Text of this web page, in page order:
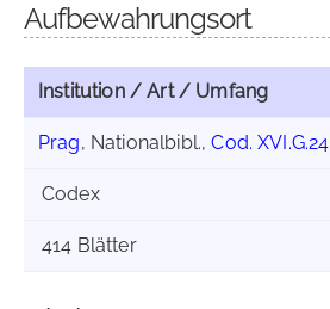
Aufbewahrungsort
Institution / Art / Umfang
Prag, Nationalbibl.,Cod. XVI.G.24
Codex
414 Blätter